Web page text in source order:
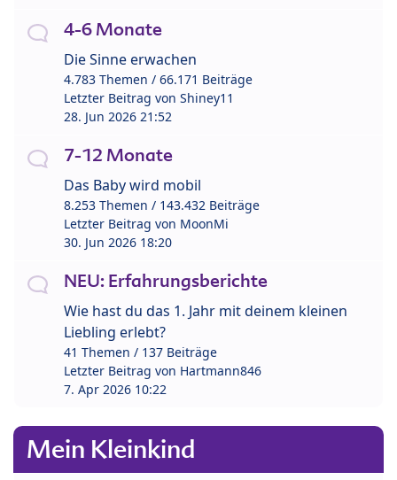
4-6 Monate
Die Sinne erwachen
4.783 Themen / 66.171 Beiträge
Letzter Beitrag von Shiney11
28. Jun 2026 21:52
7-12 Monate
Das Baby wird mobil
8.253 Themen / 143.432 Beiträge
Letzter Beitrag von MoonMi
30. Jun 2026 18:20
NEU: Erfahrungsberichte
Wie hast du das 1. Jahr mit deinem kleinen
Liebling erlebt?
41 Themen / 137 Beiträge
Letzter Beitrag von Hartmann846
7. Apr 2026 10:22
Mein Kleinkind